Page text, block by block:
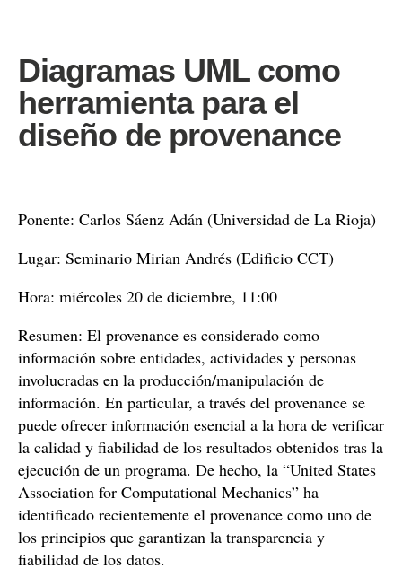
Diagramas UML como
herramienta para el
diseño de provenance
Ponente: Carlos Sáenz Adán (Universidad de La Rioja)
Lugar: Seminario Mirian Andrés (Edificio CCT)
Hora: miércoles 20 de diciembre, 11:00
Resumen: El provenance es considerado como
información sobre entidades, actividades y personas
involucradas en la producción/manipulación de
información. En particular, a través del provenance se
puede ofrecer información esencial a la hora de verificar
la calidad y fiabilidad de los resultados obtenidos tras la
ejecución de un programa. De hecho, la “United States
Association for Computational Mechanics” ha
identificado recientemente el provenance como uno de
los principios que garantizan la transparencia y
fiabilidad de los datos.